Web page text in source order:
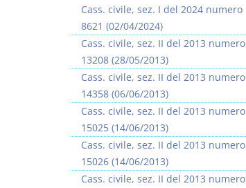
Cass. civile, sez. I del 2024 numero
8621 (02/04/2024)
Cass. civile, sez. II del 2013 numero
13208 (28/05/2013)
Cass. civile, sez. II del 2013 numero
14358 (06/06/2013)
Cass. civile, sez. II del 2013 numero
15025 (14/06/2013)
Cass. civile, sez. II del 2013 numero
15026 (14/06/2013)
Cass. civile, sez. II del 2013 numero